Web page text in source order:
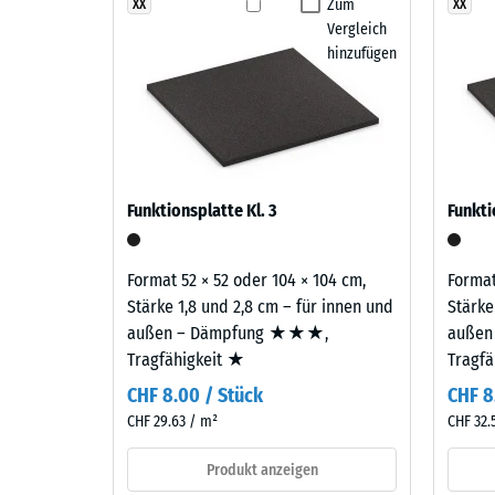
entsteht
Blau-
Türkistönen,
kräftiges,
frisches
Farbbild
ergeben,
das
an
offenes
Wasser
erinnert.
Dichte
780
bis
840
Zum
Vergleich
hinzufügen
XX
Funktionsplatte Kl. 3
Format 52 × 52 oder 104 × 104 cm,
Stärke 1,8 und 2,8 cm – für innen und
außen – Dämpfung ★★★,
Tragfähigkeit ★
CHF 8.00 / Stück
CHF 29.63 / m²
Produkt anzeigen
XX
CHF
CHF